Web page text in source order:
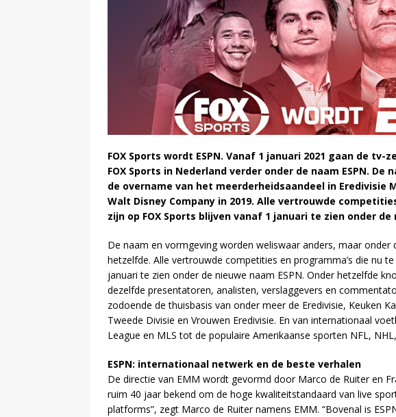
FOX Sports wordt ESPN. Vanaf 1 januari 2021 gaan de
FOX Sports in Nederland verder onder de naam ESPN.
de overname van het meerderheidsaandeel in Eredivisie
Walt Disney Company in 2019. Alle vertrouwde
zijn op FOX Sports blijven vanaf 1 januari te zien onder de
De naam en vormgeving worden weliswaar anders, maar onder
hetzelfde. Alle vertrouwde competities en programma’s die nu
januari te zien onder de nieuwe naam ESPN. Onder hetzelfde
dezelfde presentatoren, analisten, verslaggevers en
zodoende de thuisbasis van onder meer de Eredivisie, Keuken
Tweede Divisie en Vrouwen Eredivisie. En van internationaal
League en MLS tot de populaire Amerikaanse sporten NFL,
ESPN: internationaal netwerk en de beste verhalen
De directie van EMM wordt gevormd door Marco de Ruiter en
ruim 40 jaar bekend om de hoge kwaliteitstandaard van live
platforms”, zegt Marco de Ruiter namens EMM. “Bovenal is